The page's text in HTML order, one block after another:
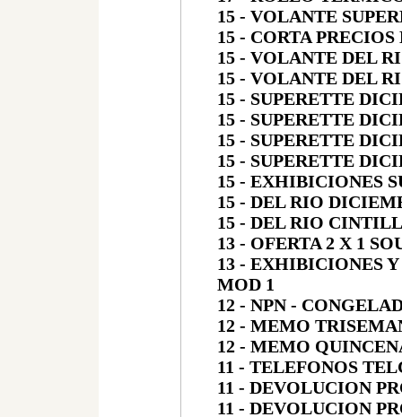
15 - VOLANTE
15 - CORTA
15 - VOLANTE DEL
15 - VOLANTE DEL
15 - SUPERETTE
15 - SUPERETTE
15 - SUPERETTE
15 - SUPERETTE
15 - EXHIBICIONES
15 - DEL RIO
15 - DEL RIO
13 - OFERTA 2 X 1
13 - EXHIBICIONES
MOD 1
12 - NPN -
12 - MEMO
12 - MEMO
11 - TELEFONOS
11 - DEVOLUCION
11 - DEVOLUCION